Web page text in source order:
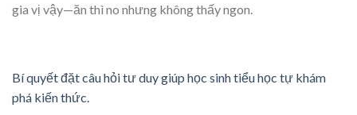
gia vị vậy—ăn thì no nhưng không thấy ngon.
Bí quyết đặt câu hỏi tư duy giúp học sinh tiểu học tự khám
phá kiến thức.